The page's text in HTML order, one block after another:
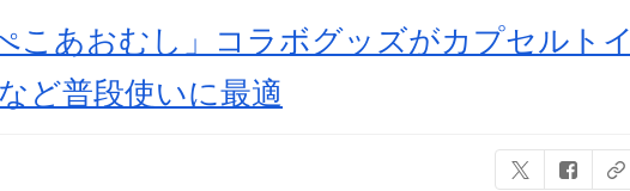
こあおむし」コラボグッズがカプセルトイ
ど普段使いに最適